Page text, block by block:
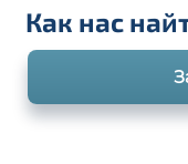
Как нас